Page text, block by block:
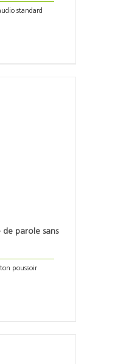
standard
parole sans
poussoir